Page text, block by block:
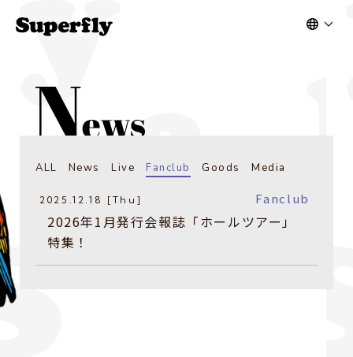
ALL News Live Fanclub Goods Media
2025.12.18 [Thu] Fanclub
2026年1月発行会報誌「ホールツアー」
特集！